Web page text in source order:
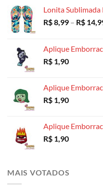
Lonita Sublimada
R$8,99 – R$
Aplique
R$ 1,90
Aplique
R$ 1,90
Aplique
R$ 1,90
MAIS VOTADOS